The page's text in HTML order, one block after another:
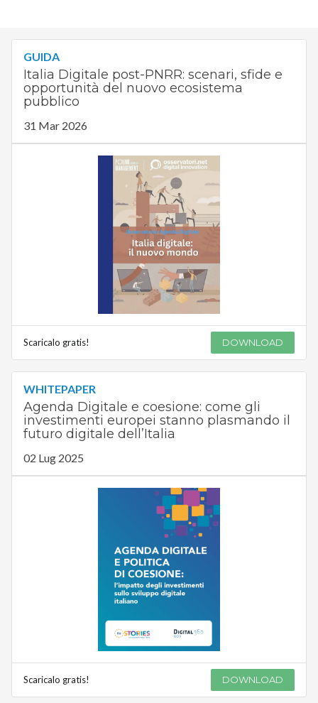
GUIDA
Italia Digitale post-PNRR: scenari, sfide e
opportunità del nuovo ecosistema
pubblico
31 Mar 2026
Scaricalo gratis! DOWNLOAD
WHITEPAPER
Agenda Digitale e coesione: come gli
investimenti europei stanno plasmando il
futuro digitale dell’Italia
02 Lug 2025
Scaricalo gratis! DOWNLOAD